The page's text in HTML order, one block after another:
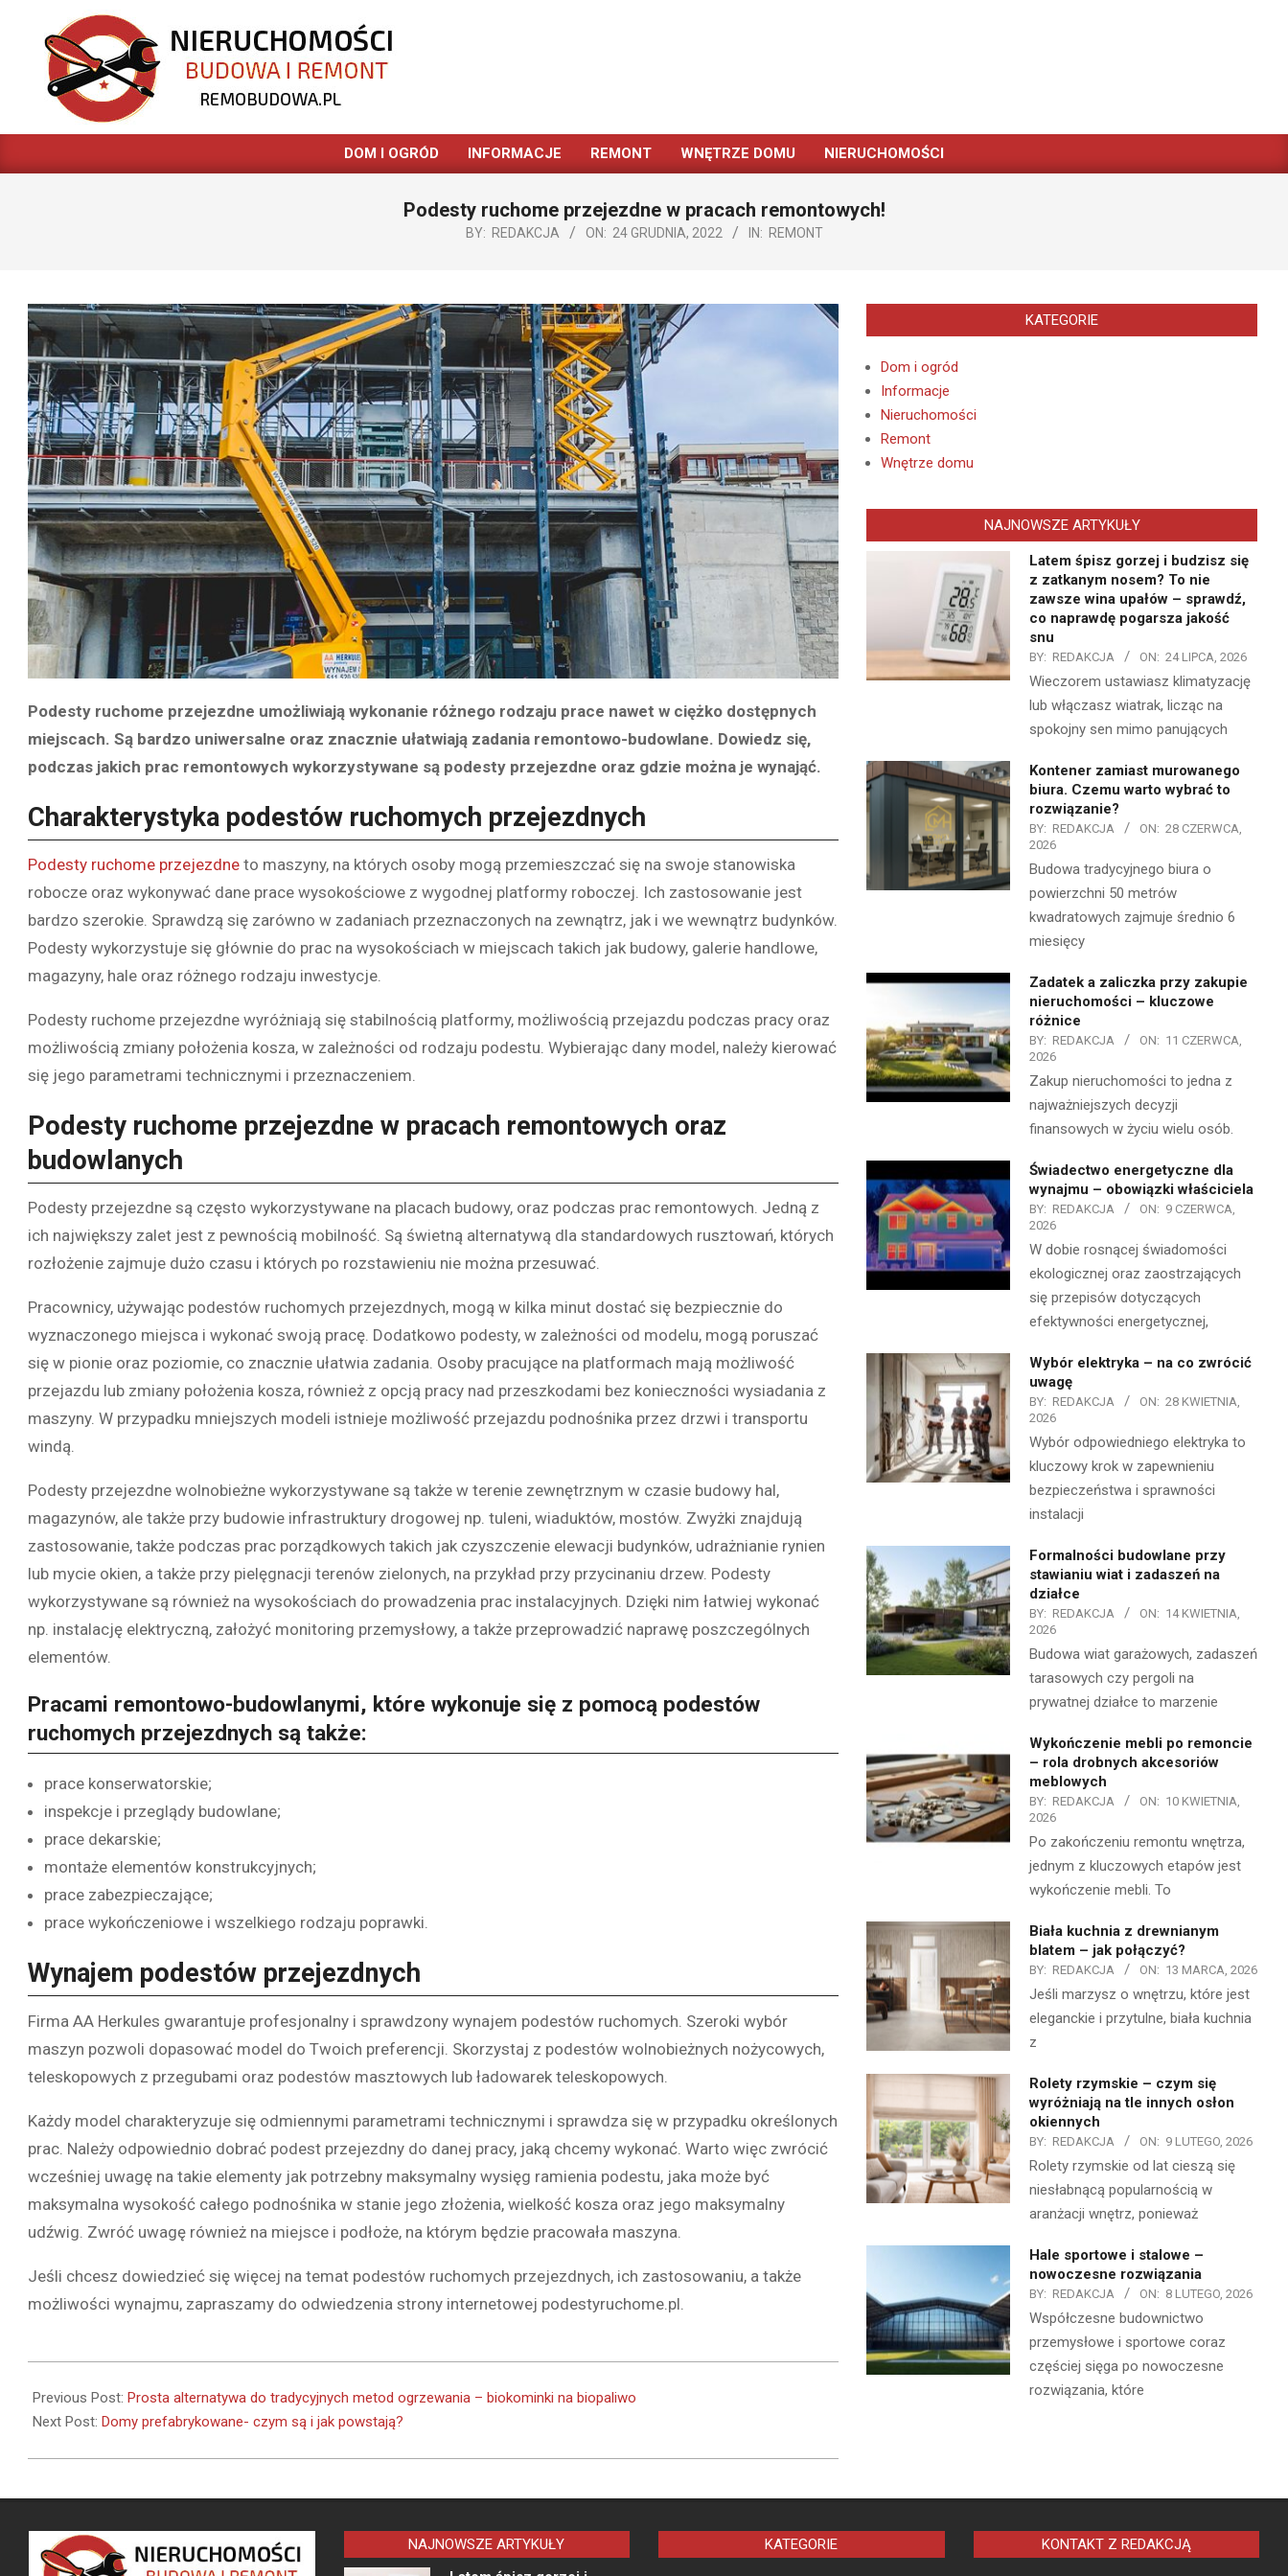
content
REMOBUDOWA.PL
Primary
Menu
DOM I OGRÓD INFORMACJE REMONT WNĘTRZE DOMU NIERUCHOMOŚCI
Podesty ruchome przejezdne w pracach remontowych!
BY: REDAKCJA ON: 24 GRUDNIA, 2022 IN: REMONT
Podesty ruchome przejezdne umożliwiają wykonanie różnego rodzaju prace nawet w ciężko dostępnych
miejscach. Są bardzo uniwersalne oraz znacznie ułatwiają zadania remontowo-budowlane. Dowiedz się,
podczas jakich prac remontowych wykorzystywane są podesty przejezdne oraz gdzie można je wynająć.
Charakterystyka podestów ruchomych przejezdnych
Podesty ruchome przejezdne to maszyny, na których osoby mogą przemieszczać się na swoje stanowiska
robocze oraz wykonywać dane prace wysokościowe z wygodnej platformy roboczej. Ich zastosowanie jest
bardzo szerokie. Sprawdzą się zarówno w zadaniach przeznaczonych na zewnątrz, jak i we wewnątrz budynków.
Podesty wykorzystuje się głównie do prac na wysokościach w miejscach takich jak budowy, galerie handlowe,
magazyny, hale oraz różnego rodzaju inwestycje.
Podesty ruchome przejezdne wyróżniają się stabilnością platformy, możliwością przejazdu podczas pracy oraz
możliwością zmiany położenia kosza, w zależności od rodzaju podestu. Wybierając dany model, należy kierować
się jego parametrami technicznymi i przeznaczeniem.
Podesty ruchome przejezdne w pracach remontowych oraz
budowlanych
Podesty przejezdne są często wykorzystywane na placach budowy, oraz podczas prac remontowych. Jedną z
ich największy zalet jest z pewnością mobilność. Są świetną alternatywą dla standardowych rusztowań, których
rozłożenie zajmuje dużo czasu i których po rozstawieniu nie można przesuwać.
Pracownicy, używając podestów ruchomych przejezdnych, mogą w kilka minut dostać się bezpiecznie do
wyznaczonego miejsca i wykonać swoją pracę. Dodatkowo podesty, w zależności od modelu, mogą poruszać
się w pionie oraz poziomie, co znacznie ułatwia zadania. Osoby pracujące na platformach mają możliwość
przejazdu lub zmiany położenia kosza, również z opcją pracy nad przeszkodami bez konieczności wysiadania z
maszyny. W przypadku mniejszych modeli istnieje możliwość przejazdu podnośnika przez drzwi i transportu
windą.
Podesty przejezdne wolnobieżne wykorzystywane są także w terenie zewnętrznym w czasie budowy hal,
magazynów, ale także przy budowie infrastruktury drogowej np. tuleni, wiaduktów, mostów. Zwyżki znajdują
zastosowanie, także podczas prac porządkowych takich jak czyszczenie elewacji budynków, udrażnianie rynien
lub mycie okien, a także przy pielęgnacji terenów zielonych, na przykład przy przycinaniu drzew. Podesty
wykorzystywane są również na wysokościach do prowadzenia prac instalacyjnych. Dzięki nim łatwiej wykonać
np. instalację elektryczną, założyć monitoring przemysłowy, a także przeprowadzić naprawę poszczególnych
elementów.
Pracami remontowo-budowlanymi, które wykonuje się z pomocą podestów
ruchomych przejezdnych są także:
prace konserwatorskie;
inspekcje i przeglądy budowlane;
prace dekarskie;
montaże elementów konstrukcyjnych;
prace zabezpieczające;
prace wykończeniowe i wszelkiego rodzaju poprawki.
Wynajem podestów przejezdnych
Firma AA Herkules gwarantuje profesjonalny i sprawdzony wynajem podestów ruchomych. Szeroki wybór
maszyn pozwoli dopasować model do Twoich preferencji. Skorzystaj z podestów wolnobieżnych nożycowych,
teleskopowych z przegubami oraz podestów masztowych lub ładowarek teleskopowych.
Każdy model charakteryzuje się odmiennymi parametrami technicznymi i sprawdza się w przypadku określonych
prac. Należy odpowiednio dobrać podest przejezdny do danej pracy, jaką chcemy wykonać. Warto więc zwrócić
wcześniej uwagę na takie elementy jak potrzebny maksymalny wysięg ramienia podestu, jaka może być
maksymalna wysokość całego podnośnika w stanie jego złożenia, wielkość kosza oraz jego maksymalny
udźwig. Zwróć uwagę również na miejsce i podłoże, na którym będzie pracowała maszyna.
Jeśli chcesz dowiedzieć się więcej na temat podestów ruchomych przejezdnych, ich zastosowaniu, a także
możliwości wynajmu, zapraszamy do odwiedzenia strony internetowej podestyruchome.pl.
12-
24
Previous Post: Prosta alternatywa do tradycyjnych metod ogrzewania – biokominki na biopaliwo
Next Post: Domy prefabrykowane- czym są i jak powstają?
KATEGORIE
Dom i ogród
Informacje
Nieruchomości
Remont
Wnętrze domu
NAJNOWSZE ARTYKUŁY
Latem śpisz gorzej i budzisz się
z zatkanym nosem? To nie
zawsze wina upałów – sprawdź,
co naprawdę pogarsza jakość
snu
BY: REDAKCJA ON: 24 LIPCA, 2026
Wieczorem ustawiasz klimatyzację
lub włączasz wiatrak, licząc na
spokojny sen mimo panujących
Kontener zamiast murowanego
biura. Czemu warto wybrać to
rozwiązanie?
BY: REDAKCJA ON: 28 CZERWCA,
2026
Budowa tradycyjnego biura o
powierzchni 50 metrów
kwadratowych zajmuje średnio 6
miesięcy
Zadatek a zaliczka przy zakupie
nieruchomości – kluczowe
różnice
BY: REDAKCJA ON: 11 CZERWCA,
2026
Zakup nieruchomości to jedna z
najważniejszych decyzji
finansowych w życiu wielu osób.
Świadectwo energetyczne dla
wynajmu – obowiązki właściciela
BY: REDAKCJA ON: 9 CZERWCA,
2026
W dobie rosnącej świadomości
ekologicznej oraz zaostrzających
się przepisów dotyczących
efektywności energetycznej,
Wybór elektryka – na co zwrócić
uwagę
BY: REDAKCJA ON: 28 KWIETNIA,
2026
Wybór odpowiedniego elektryka to
kluczowy krok w zapewnieniu
bezpieczeństwa i sprawności
instalacji
Formalności budowlane przy
stawianiu wiat i zadaszeń na
działce
BY: REDAKCJA ON: 14 KWIETNIA,
2026
Budowa wiat garażowych, zadaszeń
tarasowych czy pergoli na
prywatnej działce to marzenie
Wykończenie mebli po remoncie
– rola drobnych akcesoriów
meblowych
BY: REDAKCJA ON: 10 KWIETNIA,
2026
Po zakończeniu remontu wnętrza,
jednym z kluczowych etapów jest
wykończenie mebli. To
Biała kuchnia z drewnianym
blatem – jak połączyć?
BY: REDAKCJA ON: 13 MARCA, 2026
Jeśli marzysz o wnętrzu, które jest
eleganckie i przytulne, biała kuchnia
z
Rolety rzymskie – czym się
wyróżniają na tle innych osłon
okiennych
BY: REDAKCJA ON: 9 LUTEGO, 2026
Rolety rzymskie od lat cieszą się
niesłabnącą popularnością w
aranżacji wnętrz, ponieważ
Hale sportowe i stalowe –
nowoczesne rozwiązania
BY: REDAKCJA ON: 8 LUTEGO, 2026
Współczesne budownictwo
przemysłowe i sportowe coraz
częściej sięga po nowoczesne
rozwiązania, które
NAJNOWSZE ARTYKUŁY
KATEGORIE KONTAKT Z REDAKCJĄ